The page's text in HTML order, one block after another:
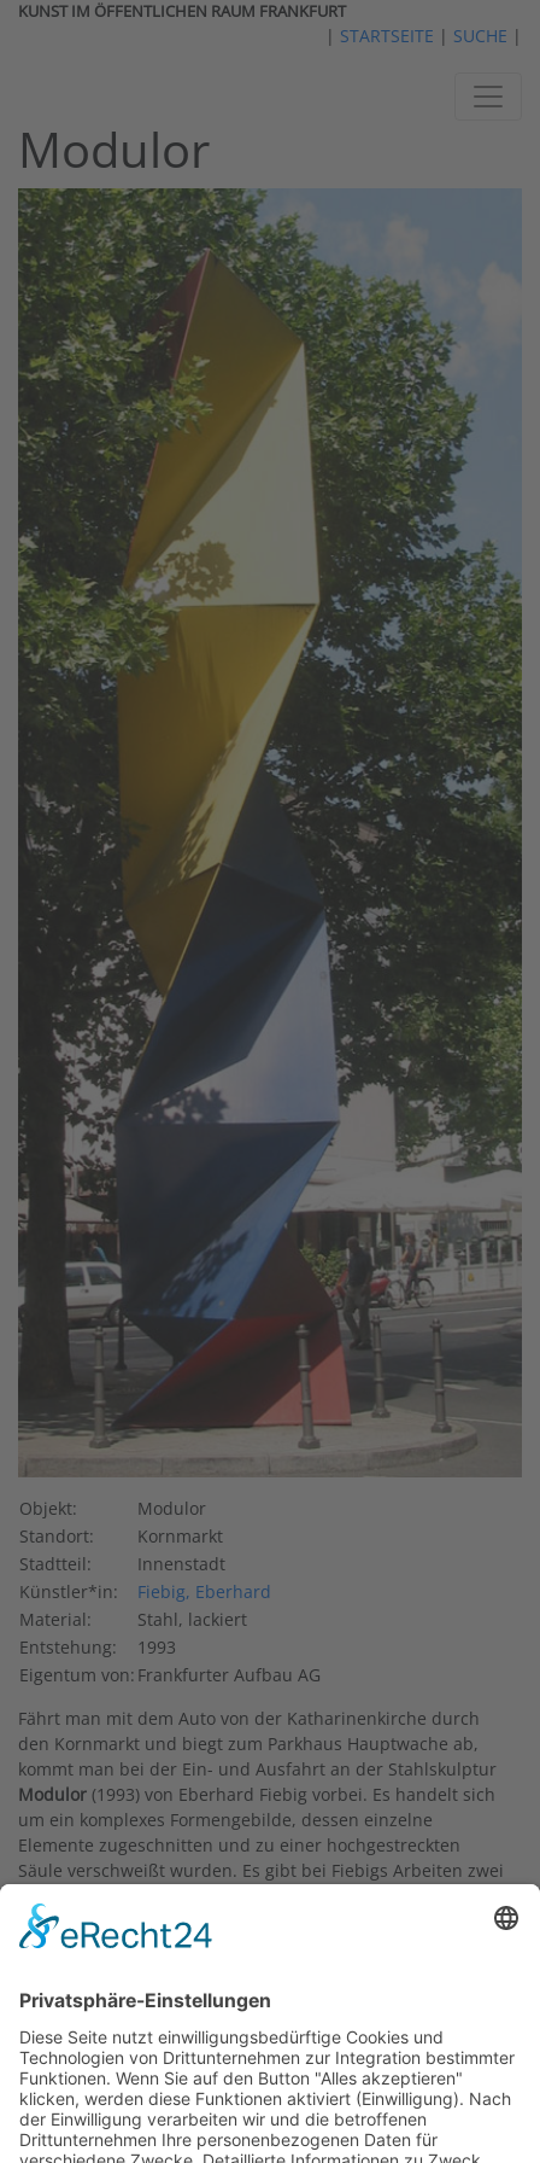
KUNST IM ÖFFENTLICHEN RAUM FRANKFURT
| STARTSEITE | SUCHE |
Modulor
Objekt:
Modulor
Standort:
Kornmarkt
Stadtteil:
Innenstadt
Künstler*in:
Fiebig, Eberhard
Material:
Stahl, lackiert
Entstehung:
1993
Eigentum von: Frankfurter Aufbau AG
Fährt man mit dem Auto von der Katharinenkirche durch
den Kornmarkt und biegt zum Parkhaus Hauptwache ab,
kommt man bei der Ein- und Ausfahrt an der Stahlskulptur
Modulor (1993) von Eberhard Fiebig vorbei. Es handelt sich
um ein komplexes Formengebilde, dessen einzelne
Elemente zugeschnitten und zu einer hochgestreckten
Säule verschweißt wurden. Es gibt bei Fiebigs Arbeiten zwei
zweitens ein Modul, das mit anderen Modulen zu einem
Ganzen zusammengefügt werden kann, wie hier bei der
lackiert. Der Lack schützt nicht nur das Material vor Erosion,
Abfolge in der Konstruktion. Die gefaltete Säule ragt 12
Meter in den Himmel und wurde zur Zwölfhundertjahrfeier
der Stadt Frankfurt eingeweiht. DerModulorist ein
moderner Versuch der Architektur, aber auch der
Architektur-Skulptur, eine am Maß des Menschen